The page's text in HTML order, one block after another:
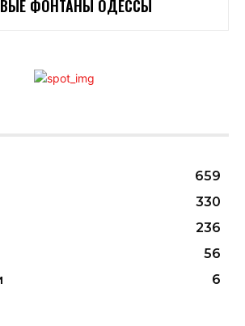
ФОНТАНЫ ОДЕССЫ
659
330
236
56
6